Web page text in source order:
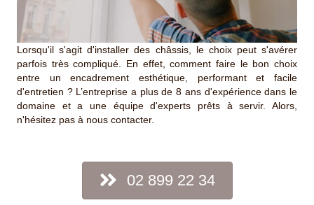
Lorsqu'il s'agit d'installer des châssis, le choix peut s'avérer
parfois très compliqué. En effet, comment faire le bon choix
entre un encadrement esthétique, performant et facile
d'entretien ? L’entreprise a plus de 8 ans d'expérience dans le
domaine et a une équipe d'experts prêts à servir. Alors,
n'hésitez pas à nous contacter.
02 899 22 34